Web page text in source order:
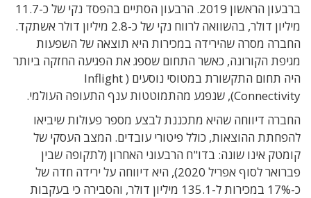
ברבעון הראשון 2019. הרבעון הסתיים בהפסד נקי של כ-11.7
מיליון דולר, בהשוואה לרווח נקי של כ-2.8 מיליון דולר אשתקד.
החברה מסרה שהירידה במכירות היא תוצאה של השפעות
מגיפת הקורונה, כאשר התחום שספג את הפגיעה החזקה ביותר
היה תחום התקשורת במטוסי נוסעים ( Inflight
Connectivity), שנפגע מהתמוטטות ענף התעופה העולמי.
החברה דיווחה שהיא מתכננת לבצע מספר פעולות שיביאו
להפחתת ההוצאות, כולל פיטורי עובדים. המצב העסקי של
קומטק אינו שונה: בדו"ח הרבעוני האחרון (לתקופה שבין
פברואר לסוף אפריל 2020), היא דיווחה על ירידה חדה של
כ-17% במכירות ל-135.1 מיליון דולר, והסבירה כי בעקבות